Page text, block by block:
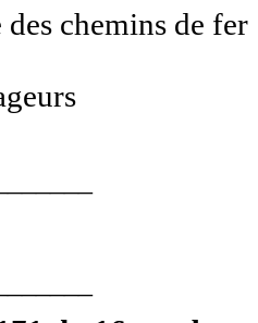
chemins de fer